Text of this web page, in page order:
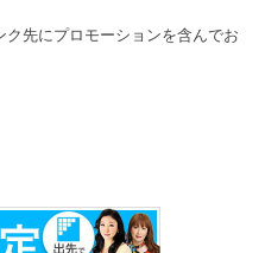
先にプロモーションを含んでお